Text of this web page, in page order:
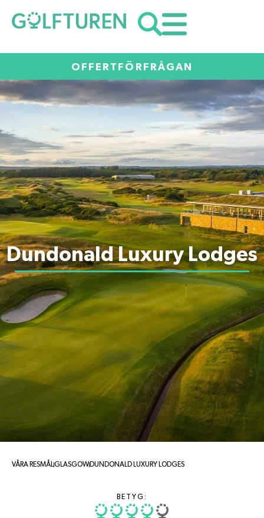
OFFERTFÖRFRÅGAN
Dundonald Luxury Lodges
VÅRA RESMÅLGLASGOW DUNDONALD LUXURY LODGES
BETYG: